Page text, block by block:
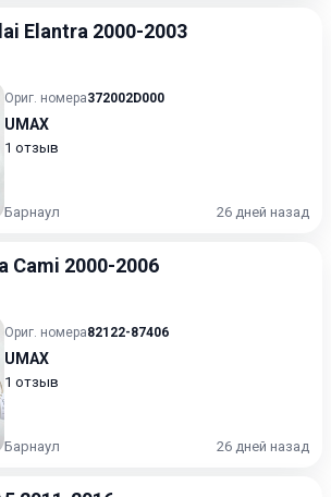
Elantra 2000-2003
Ориг. номера372002D000
UMAX
1 отзыв
Барнаул 26 дней назад
Cami 2000-2006
Ориг. номера82122-87406
UMAX
1 отзыв
Барнаул 26 дней назад